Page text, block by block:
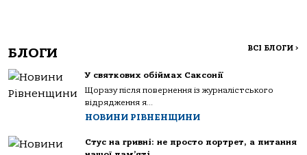
БЛОГИ ВСІ БЛОГИ >
У святкових обіймах Саксонії
Щоразу після повернення із журналістського
відрядження я...
НОВИНИ РІВНЕНЩИНИ
Стус на гривні: не просто портрет, а питання